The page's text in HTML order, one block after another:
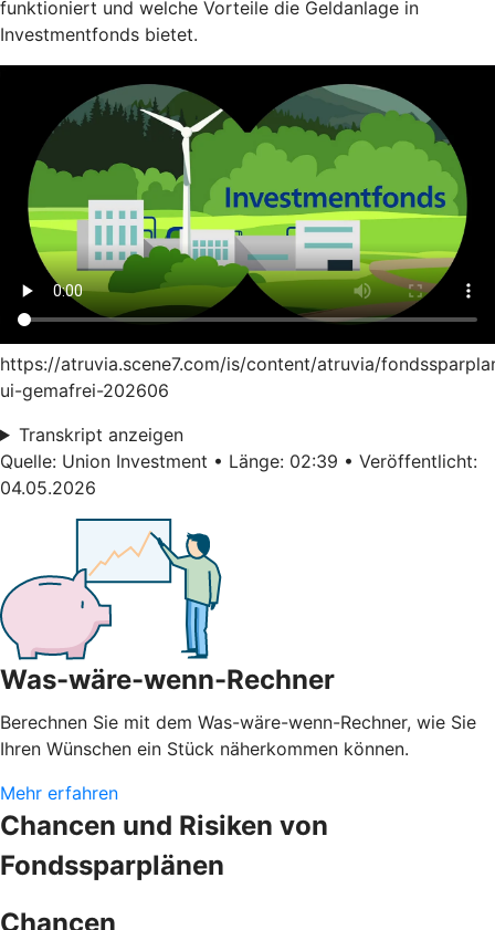
funktioniert und welche Vorteile die Geldanlage in
Investmentfonds bietet.
https://atruvia.scene7.com/is/content/atruvia/
ui-gemafrei-202606
Transkript anzeigen
Quelle: Union Investment • Länge: 02:39 • Veröffentlicht:
04.05.2026
Was-wäre-wenn-Rechner
Berechnen Sie mit dem Was-wäre-wenn-Rechner, wie Sie
Ihren Wünschen ein Stück näherkommen können.
Mehr erfahren
Chancen und Risiken von
Fondssparplänen
Chancen